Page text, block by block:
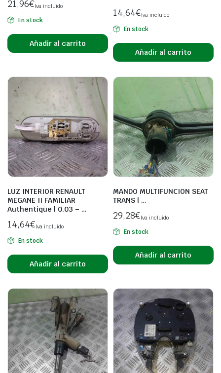
21,96€Iva incluido
En stock
Añadir al carrito
14,64€Iva incluido
En stock
Añadir al carrito
LUZ INTERIOR RENAULT
MEGANE II FAMILIAR
Authentique | 0.03 – …
14,64€Iva incluido
En stock
Añadir al carrito
MANDO MULTIFUNCION SEAT
TRANS | …
29,28€Iva incluido
En stock
Añadir al carrito